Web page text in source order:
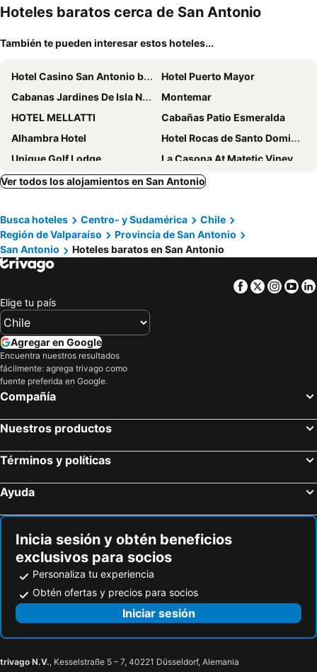
miento
Hoteles baratos cerca de San Antonio
También te pueden interesar estos hoteles...
Hotel Casino San Antonio by Enjoy
Hotel Puerto Mayor
Cabanas Jardines De Isla Negra
Montemar
HOTEL MELLATTI
Cabañas Patio Esmeralda
Alhambra Hotel
Hotel Rocas de Santo Domingo
Unique Golf Lodge
La Casona At Matetic Vineyards
Parque San Juan - Héroes Parques
Hostal Boutique Reina Del Mar
Departamento Rocas de Santo Domingo Barrio Golf
Ver todos los alojamientos en San Antonio
Busca hoteles Centro- y Sudamérica
Chile
Región de Valparaíso
Provincia de San Antonio
San Antonio
Hoteles baratos en San Antonio
Facebook
Twitter
Elige tu país
Agregar en Google
Encuentra nuestros resultados
fácilmente: agrega trivago como
fuente preferida en Google.
Compañía
Nuestros productos
Términos y políticas
Ayuda
Inicia sesión y obtén beneficios
exclusivos para socios
Personaliza tu experiencia
Obtén ofertas y precios para socios
Iniciar sesión
trivago N.V., Kesselstraße 5 – 7, 40221 Düsseldorf, Alemania